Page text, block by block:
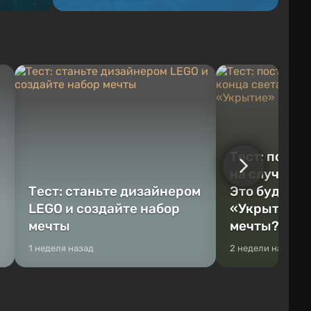
Тест: станьте дизайнером
LEGO и создайте набор
мечты
1 неделя назад
Тест:
на случай
Это будет
«Укрытие»
мечты?
2 недели назад